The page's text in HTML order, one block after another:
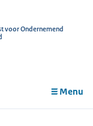
voor Ondernemend
Menu